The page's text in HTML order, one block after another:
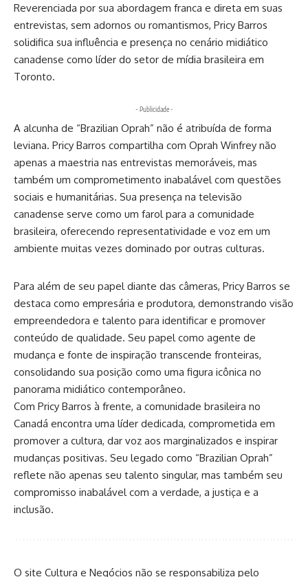
Reverenciada por sua abordagem franca e direta em suas
entrevistas, sem adornos ou romantismos, Pricy Barros
solidifica sua influência e presença no cenário midiático
canadense como líder do setor de mídia brasileira em
Toronto.
- Publicidade -
A alcunha de “Brazilian Oprah” não é atribuída de forma
leviana. Pricy Barros compartilha com Oprah Winfrey não
apenas a maestria nas entrevistas memoráveis, mas
também um comprometimento inabalável com questões
sociais e humanitárias. Sua presença na televisão
canadense serve como um farol para a comunidade
brasileira, oferecendo representatividade e voz em um
ambiente muitas vezes dominado por outras culturas.
Para além de seu papel diante das câmeras, Pricy Barros se
destaca como empresária e produtora, demonstrando visão
empreendedora e talento para identificar e promover
conteúdo de qualidade. Seu papel como agente de
mudança e fonte de inspiração transcende fronteiras,
consolidando sua posição como uma figura icônica no
panorama midiático contemporâneo.
Com Pricy Barros à frente, a comunidade brasileira no
Canadá encontra uma líder dedicada, comprometida em
promover a cultura, dar voz aos marginalizados e inspirar
mudanças positivas. Seu legado como “Brazilian Oprah”
reflete não apenas seu talento singular, mas também seu
compromisso inabalável com a verdade, a justiça e a
inclusão.
O site Cultura e Negócios não se responsabiliza pelo